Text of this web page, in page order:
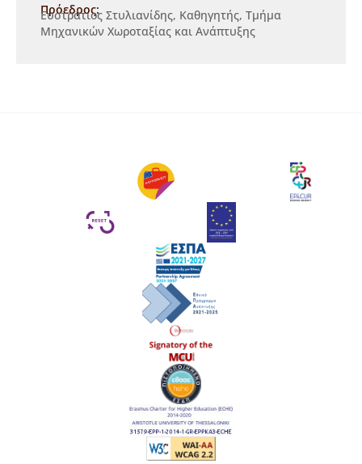
Πρόεδρος:
Ευστράτιος Στυλιανίδης, Καθηγητής, Τμήμα
Μηχανικών Χωροταξίας και Ανάπτυξης